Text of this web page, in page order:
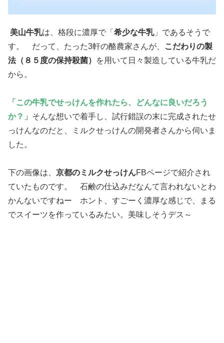
美山牛乳は、格段に濃厚で「 希少な牛乳」であるそうで
す。 だって、たった3軒の酪農家さんが、
こだわりの製
法（８５度の保持殺菌）
を用いて日々製造している牛乳だ
から。
「この牛乳でせっけんを作れたら、どんなに良いだろう
か？」 そんな想いで着手し、試行錯誤の末に完成されたせ
っけんなのだと、ミルクせっけんの開発者さんから伺いま
した。
下の画像は、 京都のミルクせっけんFBページで紹介され
ていたものです。 石鹸の仕込みだなんて言われないとわ
かんないですねー ホント、すごーく濃厚な感じで、まる
でスイーツを作っているみたい。美味しそうデス～